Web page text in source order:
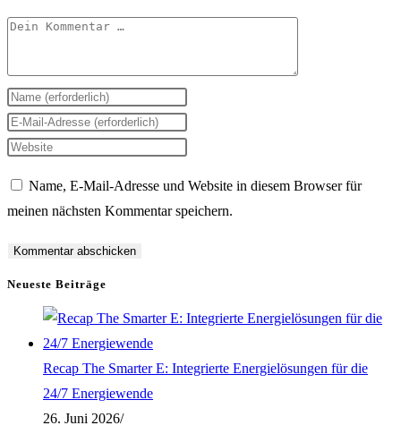
Kommentar
Gib
deinen
Namen
Benutzernamen
zum
Kommentieren
Gib
deine
Mail-
Adresse
zum
Gib
Website-
URL
ein
Name, E-Mail-Adresse und Website in diesem Browser für
meinen nächsten Kommentar speichern.
Neueste Beiträge
Recap The Smarter E: Integrierte Energielösungen für die
24/7 Energiewende
26. Juni 2026/